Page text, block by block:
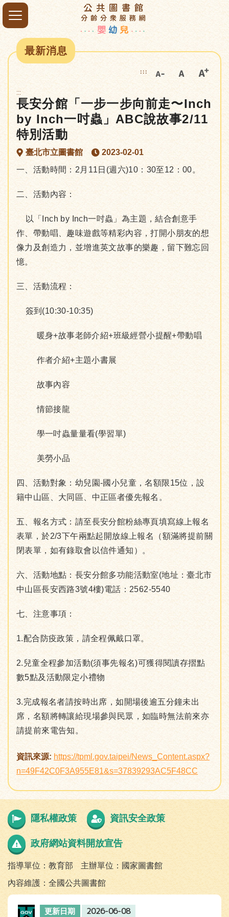
最新消息
:::
:::
長安分館「一步一步向前走〜Inch
by Inch一吋蟲」ABC說故事2/11
特別活動
臺北市立圖書館
2023-02-01
一、活動時間：2月11日(週六)10：30至12：00。
二、活動內容：
以「Inch by Inch一吋蟲」為主題，結合創意手
作、帶動唱、趣味遊戲等精彩內容，打開小朋友的想
像力及創造力，並增進英文故事的樂趣，留下難忘回
憶。
三、活動流程：
簽到(10:30-10:35)
暖身+故事老師介紹+班級經營小提醒+帶動唱
作者介紹+主題小書展
故事內容
情節接龍
學一吋蟲量量看(學習單)
美勞小品
四、活動對象：幼兒園-國小兒童，名額限15位，設
籍中山區、大同區、中正區者優先報名。
五、報名方式：請至長安分館粉絲專頁填寫線上報名
表單，於2/3下午兩點起開放線上報名（額滿將提前關
閉表單，如有錄取會以信件通知）。
六、活動地點：長安分館多功能活動室(地址：臺北市
中山區長安西路3號4樓)電話：2562-5540
七、注意事項：
1.配合防疫政策，請全程佩戴口罩。
2.兒童全程參加活動(須事先報名)可獲得閱讀存摺點
數5點及活動限定小禮物
3.完成報名者請按時出席，如開場後逾五分鐘未出
席，名額將轉讓給現場參與民眾，如臨時無法前來亦
請提前來電告知。
資訊來源: https://tpml.gov.taipei/News_Content.aspx?
n=49F42C0F3A955E81&s=37839293AC5F48CC
隱私權政策 資訊安全政策
政府網站資料開放宣告
指導單位：教育部
主辦單位：國家圖書館
內容維護：全國公共圖書館
更新日期 2026-06-08